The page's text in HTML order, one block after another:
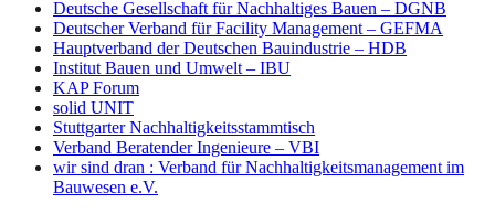
Deutsche Gesellschaft für Nachhaltiges Bauen – DGNB
Deutscher Verband für Facility Management – GEFMA
Hauptverband der Deutschen Bauindustrie – HDB
Institut Bauen und Umwelt – IBU
KAP Forum
solid UNIT
Stuttgarter Nachhaltigkeitsstammtisch
Verband Beratender Ingenieure – VBI
wir sind dran : Verband für Nachhaltigkeitsmanagement im
Bauwesen e.V.